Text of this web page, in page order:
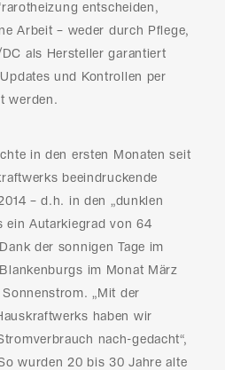
entscheiden,
Arbeit – weder durch Pflege,
als Hersteller garantiert
und Kontrollen per
werden.
in den ersten Monaten seit
beeindruckende
– d.h. in den „dunklen
ein Autarkiegrad von 64
der sonnigen Tage im
im Monat März
„Mit der
haben wir
nach-gedacht“,
wurden 20 bis 30 Jahre alte